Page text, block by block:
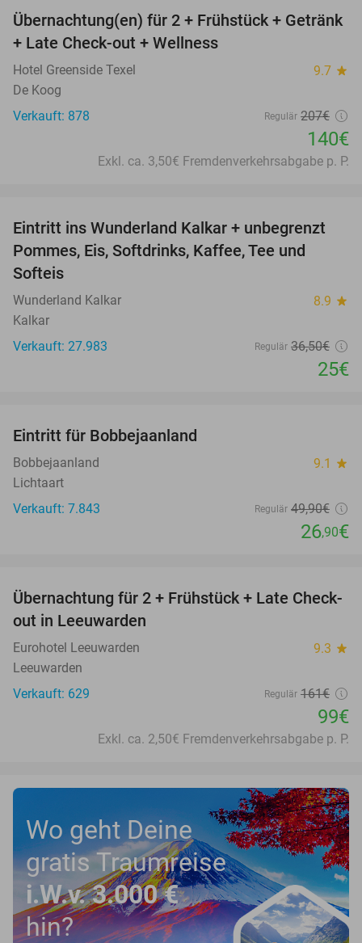
32%
Übernachtung(en) für 2 + Frühstück + Getränk
+ Late Check-out + Wellness
Hotel Greenside Texel 9.7 star
De Koog
Verkauft: 878
Regulär 207€
140€
Exkl. ca. 3,50€ Fremdenverkehrsabgabe p. P.
32%
Eintritt ins Wunderland Kalkar + unbegrenzt
Pommes, Eis, Softdrinks, Kaffee, Tee und
Softeis
Wunderland Kalkar 8.9 star
Kalkar
Verkauft: 27.983
Regulär 36,50€
25€
Eintritt für Bobbejaanland
Bobbejaanland 9.1 star
Lichtaart
Verkauft: 7.843
Regulär 49,90€
26,90€
39%
Übernachtung für 2 + Frühstück + Late Check-
out in Leeuwarden
Eurohotel Leeuwarden 9.3 star
Leeuwarden
Verkauft: 629
Regulär 161€
99€
Exkl. ca. 2,50€ Fremdenverkehrsabgabe p. P.
Wo geht Deine
gratis Traumreise
i.W.v. 3.000 €
hin?